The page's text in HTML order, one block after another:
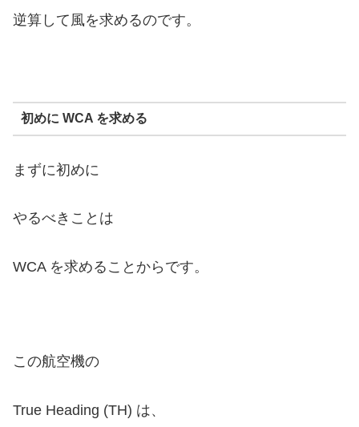
逆算して風を求めるのです。
初めに WCA を求める
まずに初めに
やるべきことは
WCA を求めることからです。
この航空機の
True Heading (TH) は、